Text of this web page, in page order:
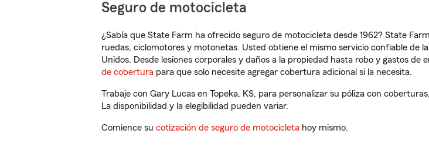
Seguro de motocicleta
¿Sabía que State Farm ha ofrecido seguro de motocicleta desde 1962? State
ruedas, ciclomotores y motonetas. Usted obtiene el mismo servicio confiable de
Unidos. Desde lesiones corporales y daños a la propiedad hasta robo y gastos de
de cobertura para que solo necesite agregar cobertura adicional si la necesita.
Trabaje con Gary Lucas en Topeka, KS, para personalizar su póliza con
La disponibilidad y la elegibilidad pueden variar.
Comience su cotización de seguro de motocicleta hoy mismo.